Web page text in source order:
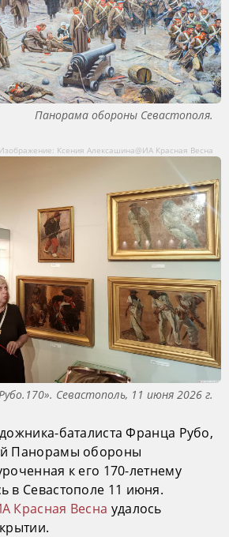
Панорама обороны Севастополя.
Изображение: Ксения Алексашина@ИА Красная Весна
Севастополь, 11 июня 2026 г.
баталиста Франца Рубо,
Панорамы обороны
к его 170-летнему
в Севастополе 11 июня.
Красная Весна удалось